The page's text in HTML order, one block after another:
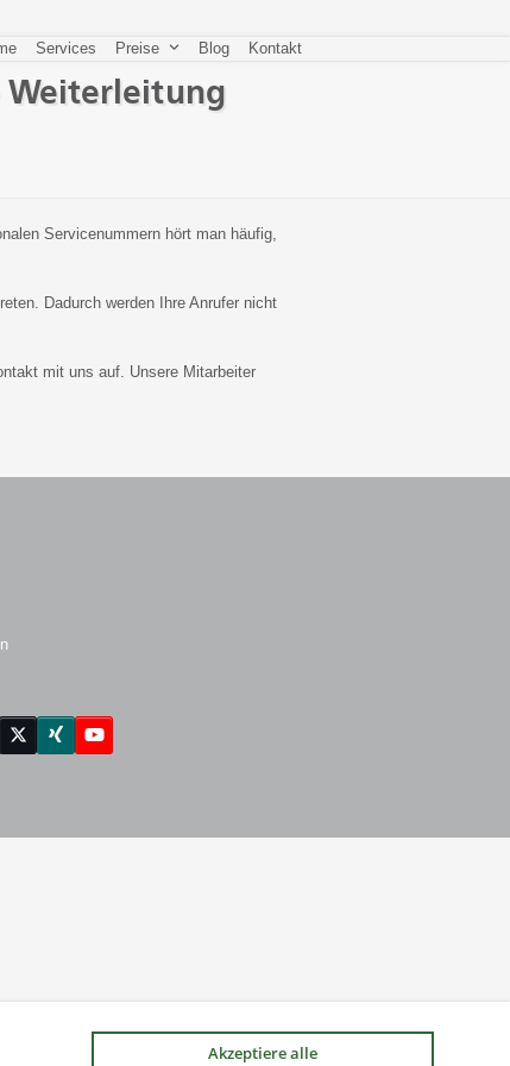
Services Preise Blog Kontakt
Weiterleitung
Servicenummern hört man häufig,
Dadurch werden Ihre Anrufer nicht
mit uns auf. Unsere Mitarbeiter
Twitter
(deprecated)
XingYouTube
Akzeptiere alle